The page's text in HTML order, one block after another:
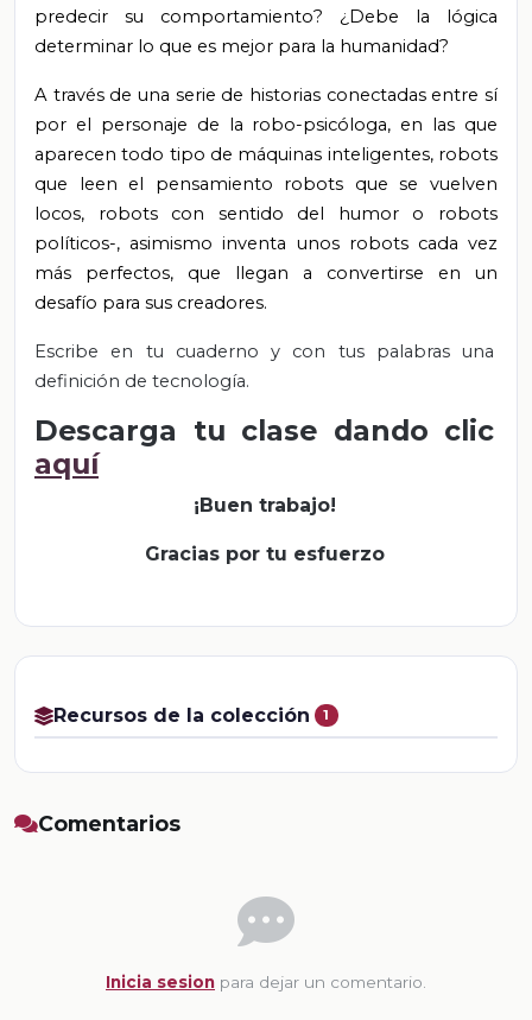
predecir su comportamiento? ¿Debe la lógica
determinar lo que es mejor para la humanidad?
A través de una serie de historias conectadas entre sí
por el personaje de la robo-psicóloga, en las que
aparecen todo tipo de máquinas inteligentes, robots
que leen el pensamiento robots que se vuelven
locos, robots con sentido del humor o robots
políticos-, asimismo inventa unos robots cada vez
más perfectos, que llegan a convertirse en un
desafío para sus creadores.
Escribe en tu cuaderno y con tus palabras una
definición de tecnología.
Descarga tu clase dando clic
aquí
¡Buen trabajo!
Gracias por tu esfuerzo
Recursos de la colección 1
Comentarios
Inicia sesion para dejar un comentario.